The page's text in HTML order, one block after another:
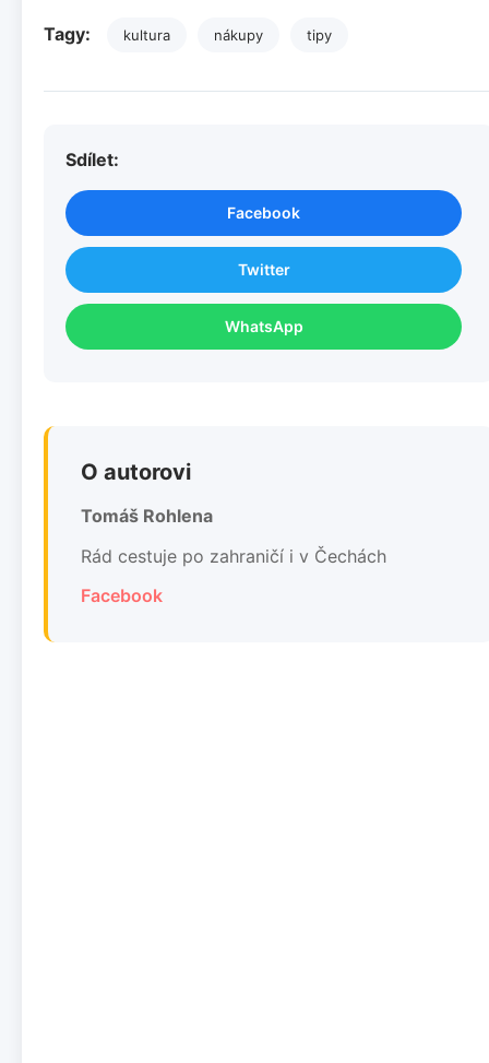
Tagy: kultura nákupy tipy
Sdílet:
Facebook
Twitter
WhatsApp
O autorovi
Tomáš Rohlena
Rád cestuje po zahraničí i v Čechách
Facebook